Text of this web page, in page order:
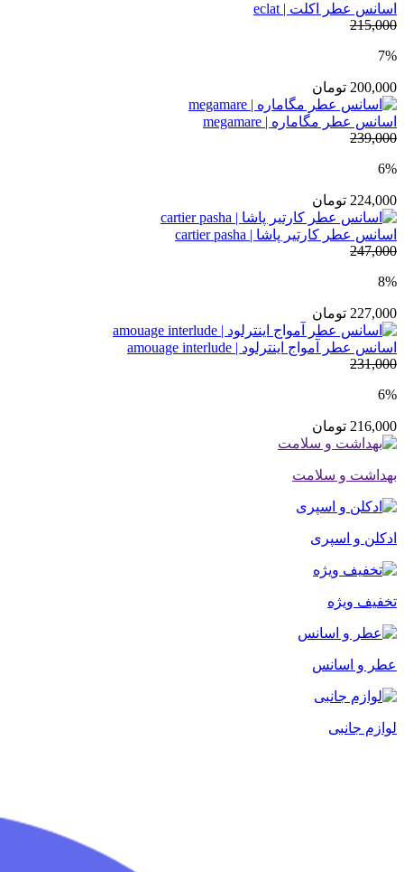
اسانس عطر اکلت | eclat
215,000
7%
200,000 تومان
اسانس عطر مگاماره | megamare
239,000
6%
224,000 تومان
اسانس عطر کارتیر پاشا | cartier pasha
247,000
8%
227,000 تومان
اسانس عطر آمواج اینترلود | amouage interlude
231,000
6%
216,000 تومان
بهداشت و سلامت
ادکلن و اسپری
تخفیف ویژه
عطر و اسانس
لوازم جانبی